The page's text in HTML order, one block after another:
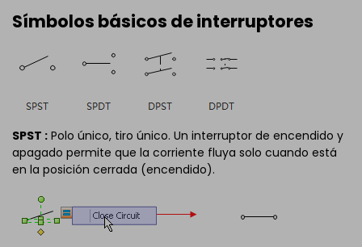
Símbolos básicos de interruptores
SPST : Polo único, tiro único. Un interruptor de encendido y
apagado permite que la corriente fluya solo cuando está
en la posición cerrada (encendido).